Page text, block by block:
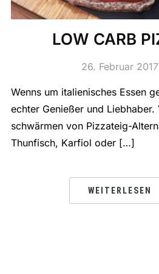
LOW CARB
26. Februar 2017
Wenns um italienisches Essen
echter Genießer und Liebhaber.
schwärmen von Pizzateig-
Thunfisch, Karfiol oder […]
WEITERLESEN